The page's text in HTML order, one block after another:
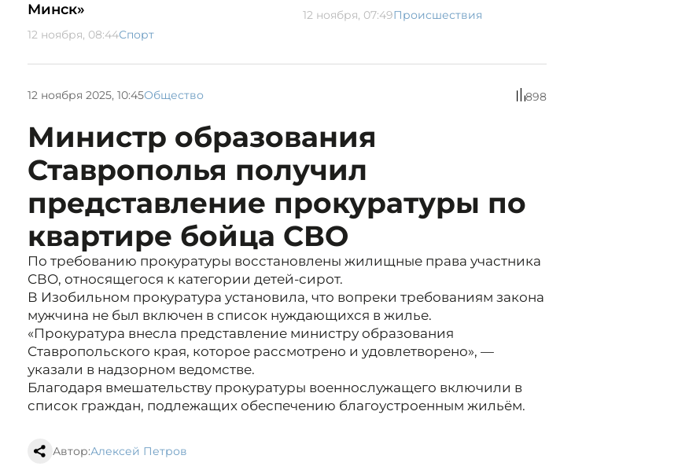
Минск»
12 ноября, 08:44Спорт
12 ноября, 07:49Происшествия
12 ноября 2025, 10:45Общество 898
Министр образования
Ставрополья получил
представление прокуратуры по
квартире бойца СВО
По требованию прокуратуры восстановлены жилищные права участника
СВО, относящегося к категории детей-сирот.
В Изобильном прокуратура установила, что вопреки требованиям закона
мужчина не был включен в список нуждающихся в жилье.
«Прокуратура внесла представление министру образования
Ставропольского края, которое рассмотрено и удовлетворено», —
указали в надзорном ведомстве.
Благодаря вмешательству прокуратуры военнослужащего включили в
список граждан, подлежащих обеспечению благоустроенным жильём.
Автор:Алексей Петров